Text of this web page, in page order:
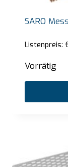
SARO
Listenpreis:
Vorrätig